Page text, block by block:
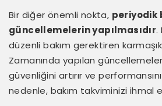
Bir diğer önemli nokta, periyodik
güncellemelerin yapılmasıdır.
düzenli bakım gerektiren
Zamanında yapılan
güvenliğini artırır ve
nedenle, bakım takviminizi ihmal